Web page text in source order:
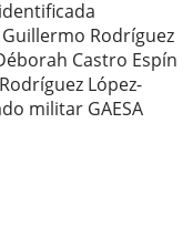
Rodríguez
Castro Espín
López-
militar GAESA